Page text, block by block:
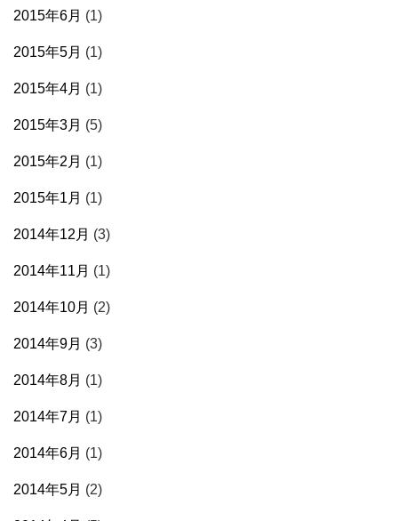
2015年6月 (1)
2015年5月 (1)
2015年4月 (1)
2015年3月 (5)
2015年2月 (1)
2015年1月 (1)
2014年12月 (3)
2014年11月 (1)
2014年10月 (2)
2014年9月 (3)
2014年8月 (1)
2014年7月 (1)
2014年6月 (1)
2014年5月 (2)